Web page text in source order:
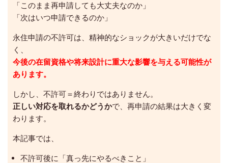
「このまま再申請しても大丈夫なのか」
「次はいつ申請できるのか」
永住申請の不許可は、精神的なショックが大きいだけでな
く、
今後の在留資格や将来設計に重大な影響を与える可能性が
あります。
しかし、不許可＝終わりではありません。
正しい対応を取れるかどうかで、再申請の結果は大きく変
わります。
本記事では、
不許可後に「真っ先にやるべきこと」